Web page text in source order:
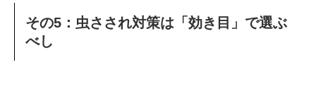
その5：虫さされ対策は「効き目」で選ぶ
べし